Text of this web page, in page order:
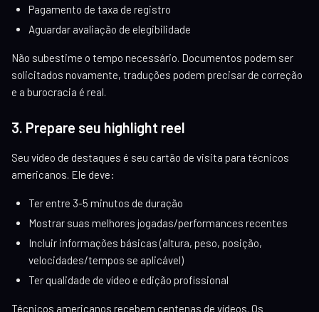
Pagamento de taxa de registro
Aguardar avaliação de elegibilidade
Não subestime o tempo necessário. Documentos podem ser
solicitados novamente, traduções podem precisar de correção
e a burocracia é real.
3. Prepare seu highlight reel
Seu vídeo de destaques é seu cartão de visita para técnicos
americanos. Ele deve:
Ter entre 3-5 minutos de duração
Mostrar suas melhores jogadas/performances recentes
Incluir informações básicas (altura, peso, posição,
velocidades/tempos se aplicável)
Ter qualidade de vídeo e edição profissional
Técnicos americanos recebem centenas de vídeos. Os